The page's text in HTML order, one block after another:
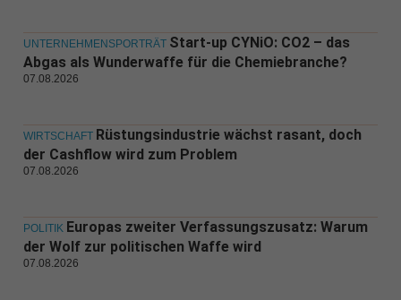
UNTERNEHMENSPORTRÄT Start-up CYNiO: CO2 – das
Abgas als Wunderwaffe für die Chemiebranche?
07.08.2026
WIRTSCHAFT Rüstungsindustrie wächst rasant, doch
der Cashflow wird zum Problem
07.08.2026
POLITIK Europas zweiter Verfassungszusatz: Warum
der Wolf zur politischen Waffe wird
07.08.2026